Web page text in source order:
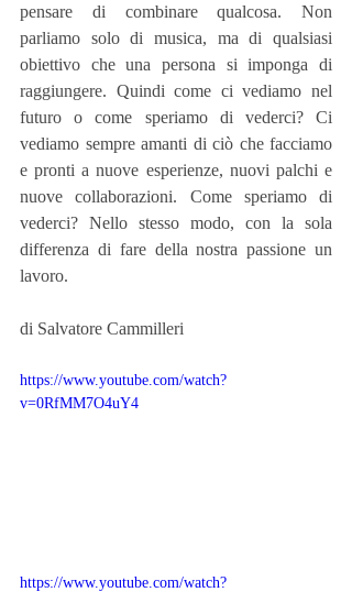
pensare di combinare qualcosa. Non
parliamo solo di musica, ma di qualsiasi
obiettivo che una persona si imponga di
raggiungere. Quindi come ci vediamo nel
futuro o come speriamo di vederci? Ci
vediamo sempre amanti di ciò che facciamo
e pronti a nuove esperienze, nuovi palchi e
nuove collaborazioni. Come speriamo di
vederci? Nello stesso modo, con la sola
differenza di fare della nostra passione un
lavoro.
di Salvatore Cammilleri
https://www.youtube.com/watch?
v=0RfMM7O4uY4
https://www.youtube.com/watch?